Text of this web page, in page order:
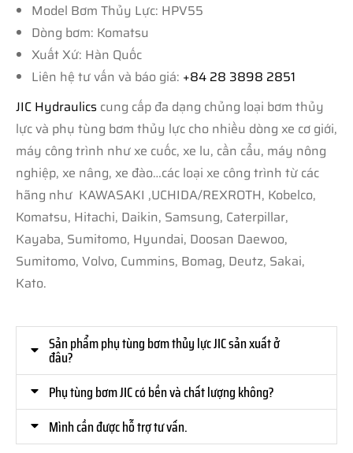
Model Bơm Thủy Lực: HPV55
Dòng bơm: Komatsu
Xuất Xứ: Hàn Quốc
Liên hệ tư vấn và báo giá: +84 28 3898 2851
JIC Hydraulics cung cấp đa dạng chủng loại bơm thủy
lực và phụ tùng bơm thủy lực cho nhiều dòng xe cơ giới,
máy công trình như xe cuốc, xe lu, cần cẩu, máy nông
nghiệp, xe nâng, xe đào…các loại xe công trình từ các
hãng như KAWASAKI ,UCHIDA/REXROTH, Kobelco,
Komatsu, Hitachi, Daikin, Samsung, Caterpillar,
Kayaba, Sumitomo, Hyundai, Doosan Daewoo,
Sumitomo, Volvo, Cummins, Bomag, Deutz, Sakai,
Kato.
Sản phẩm phụ tùng bơm thủy lực JIC sản xuất ở
đâu?
Phụ tùng bơm JIC có bền và chất lượng không?
Mình cần được hỗ trợ tư vấn.